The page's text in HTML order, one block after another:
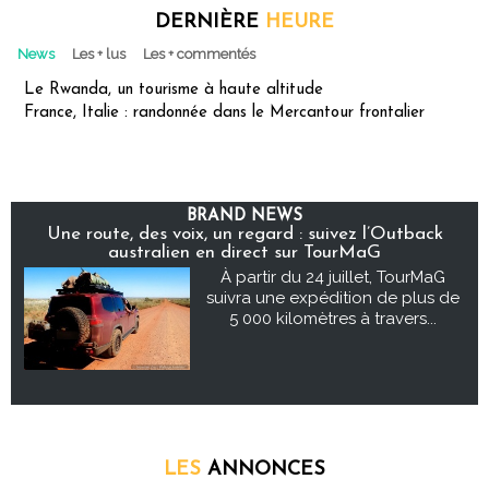
DERNIÈRE HEURE
News Les + lus Les + commentés
Le Rwanda, un tourisme à haute altitude
France, Italie : randonnée dans le Mercantour frontalier
BRAND NEWS
Une route, des voix, un regard : suivez l’Outback
australien en direct sur TourMaG
À partir du 24 juillet, TourMaG
suivra une expédition de plus de
5 000 kilomètres à travers...
LES ANNONCES